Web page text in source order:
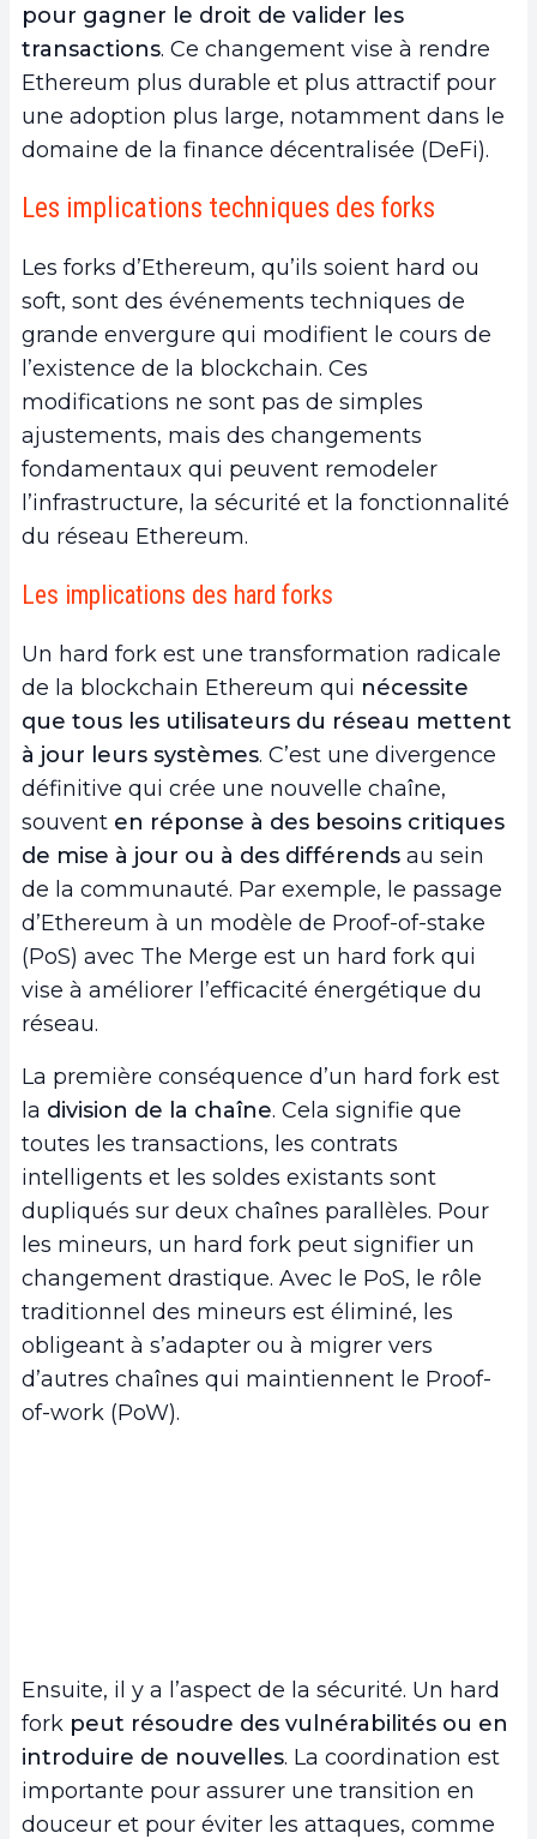
pour gagner le droit de valider les
transactions. Ce changement vise à rendre
Ethereum plus durable et plus attractif pour
une adoption plus large, notamment dans le
domaine de la finance décentralisée (DeFi).
Les implications techniques des forks
Les forks d’Ethereum, qu’ils soient hard ou
soft, sont des événements techniques de
grande envergure qui modifient le cours de
l’existence de la blockchain. Ces
modifications ne sont pas de simples
ajustements, mais des changements
fondamentaux qui peuvent remodeler
l’infrastructure, la sécurité et la fonctionnalité
du réseau Ethereum.
Les implications des hard forks
Un hard fork est une transformation radicale
de la blockchain Ethereum qui nécessite
que tous les utilisateurs du réseau mettent
à jour leurs systèmes. C’est une divergence
définitive qui crée une nouvelle chaîne,
souvent en réponse à des besoins critiques
de mise à jour ou à des différends au sein
de la communauté. Par exemple, le passage
d’Ethereum à un modèle de Proof-of-stake
(PoS) avec The Merge est un hard fork qui
vise à améliorer l’efficacité énergétique du
réseau.
La première conséquence d’un hard fork est
la division de la chaîne. Cela signifie que
toutes les transactions, les contrats
intelligents et les soldes existants sont
dupliqués sur deux chaînes parallèles. Pour
les mineurs, un hard fork peut signifier un
changement drastique. Avec le PoS, le rôle
traditionnel des mineurs est éliminé, les
obligeant à s’adapter ou à migrer vers
d’autres chaînes qui maintiennent le Proof-
of-work (PoW).
Ensuite, il y a l’aspect de la sécurité. Un hard
fork peut résoudre des vulnérabilités ou en
introduire de nouvelles. La coordination est
importante pour assurer une transition en
douceur et pour éviter les attaques, comme